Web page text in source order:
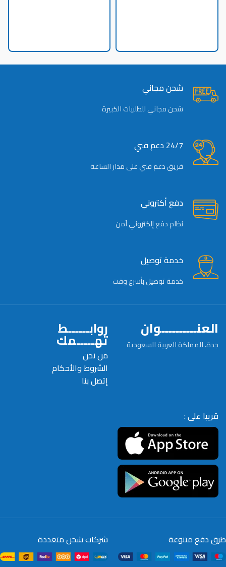
شحن مجاني
شحن مجاني للطلبيات الكبيرة
24/7 دعم فني
فريق دعم فني على مدار الساعة
دفع أكتروني
نظام دفع إلكتروني آمن
خدمة توصيل
خدمة توصيل بأسرع وقت
العنــــــــــوان
جدة، المملكة العربية السعودية
روابــــــط
تهـــــمك
من نحن
الشروط والأحكام
إتصل بنا
قريبا على :
طرق دفع متنوعة شركات شحن متعددة